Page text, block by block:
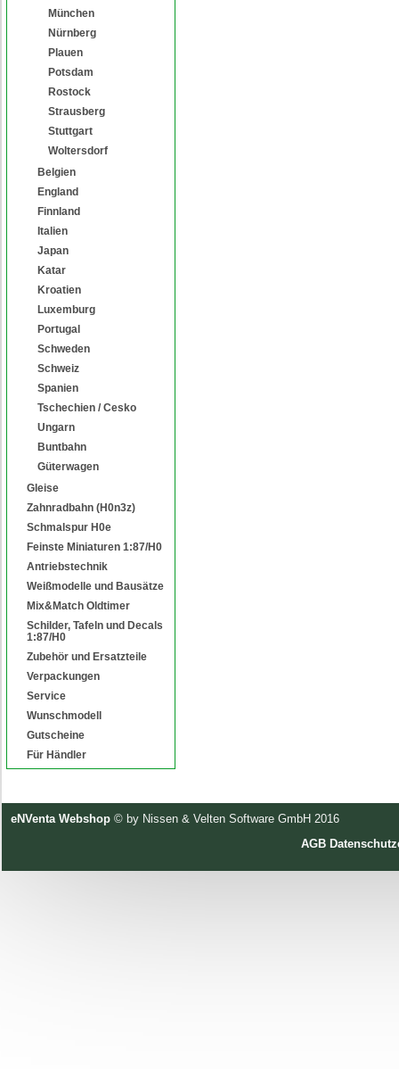
München
Nürnberg
Plauen
Potsdam
Rostock
Strausberg
Stuttgart
Woltersdorf
Belgien
England
Finnland
Italien
Japan
Katar
Kroatien
Luxemburg
Portugal
Schweden
Schweiz
Spanien
Tschechien / Cesko
Ungarn
Buntbahn
Güterwagen
Gleise
Zahnradbahn (H0n3z)
Schmalspur H0e
Feinste Miniaturen 1:87/H0
Antriebstechnik
Weißmodelle und Bausätze
Mix&Match Oldtimer
Schilder, Tafeln und Decals
1:87/H0
Zubehör und Ersatzteile
Verpackungen
Service
Wunschmodell
Gutscheine
Für Händler
eNVenta Webshop © by Nissen & Velten Software GmbH 2016
AGB